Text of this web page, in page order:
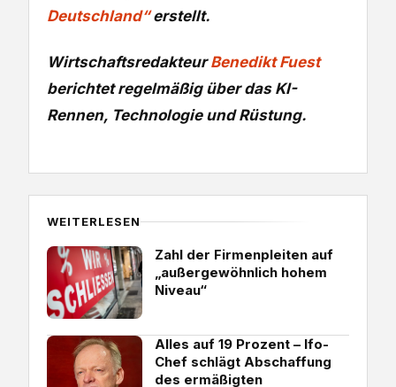
Deutschland“erstellt.
WirtschaftsredakteurBenedikt Fuest
berichtet regelmäßig über das KI-
Rennen, Technologie und Rüstung.
WEITERLESEN
Zahl der Firmenpleiten auf
„außergewöhnlich hohem
Niveau“
Alles auf 19 Prozent – Ifo-
Chef schlägt Abschaffung
des ermäßigten